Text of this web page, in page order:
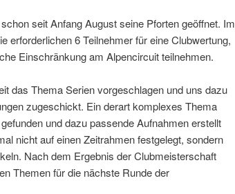
seit Anfang August seine Pforten geöffnet. Im
erforderlichen 6 Teilnehmer für eine Clubwertung,
Einschränkung am Alpencircuit teilnehmen.
das Thema Serien vorgeschlagen und uns dazu
zugeschickt. Ein derart komplexes Thema
und dazu passende Aufnahmen erstellt
nicht auf einen Zeitrahmen festgelegt, sondern
Nach dem Ergebnis der Clubmeisterschaft
Themen für die nächste Runde der